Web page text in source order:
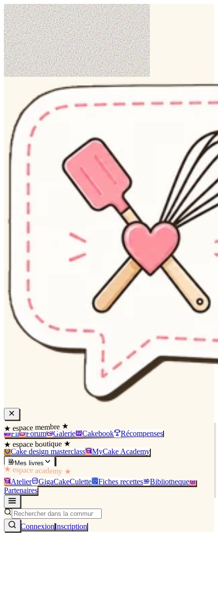
★ espace membre ★
Fil Forum Galerie Cakebook Récompenses
★ espace boutique ★
Cake design masterclass MyCake Academy
Mes livres
★ espace academy ★
Atelier GigaCakeCulette Fiches recettes
Bibliothèque
Partenaires
ConnexionInscription